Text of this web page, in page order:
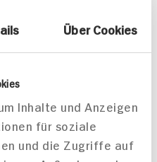
Über Cookies
Inhalte und Anzeigen
für soziale
und die Zugriffe auf
200 min
472 kcal p. Portion